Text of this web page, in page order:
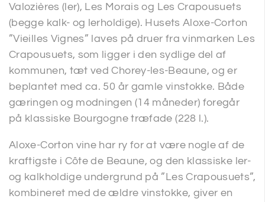
Valozières (ler), Les Morais og Les Crapousuets
(begge kalk- og lerholdige). Husets Aloxe-Corton
”Vieilles Vignes” laves på druer fra vinmarken Les
Crapousuets, som ligger i den sydlige del af
kommunen, tæt ved Chorey-les-Beaune, og er
beplantet med ca. 50 år gamle vinstokke. Både
gæringen og modningen (14 måneder) foregår
på klassiske Bourgogne træfade (228 l.).
Aloxe-Corton vine har ry for at være nogle af de
kraftigste i Côte de Beaune, og den klassiske ler-
og kalkholdige undergrund på ”Les Crapousuets”,
kombineret med de ældre vinstokke, giver en